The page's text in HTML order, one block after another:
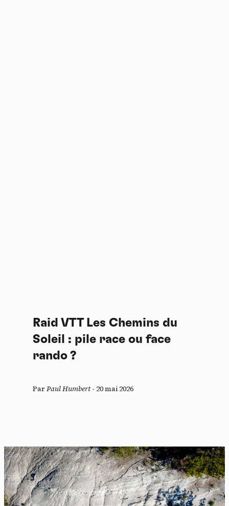
Raid VTT Les Chemins du
Soleil : pile race ou face
rando ?
ParPaul Humbert- 20 mai 2026